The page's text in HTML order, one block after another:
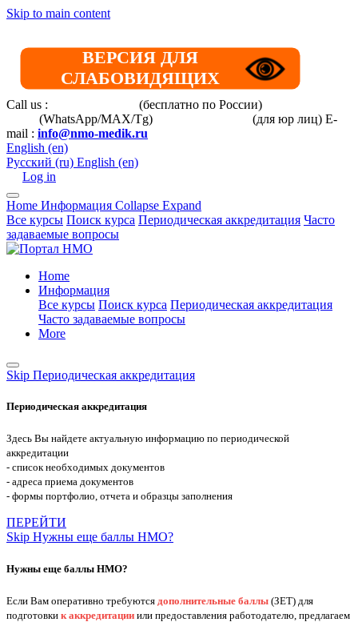
Skip to main content
ВЕРСИЯ ДЛЯ
СЛАБОВИДЯЩИХ
Call us : (бесплатно по России)
(WhatsApp/MAX/Tg) (для юр лиц) E-
mail : info@nmo-medik.ru
English ‎(en)‎
Русский ‎(ru)‎ English ‎(en)‎
Log in
Home Информация Collapse Expand
Все курсы Поиск курса Периодическая аккредитация Часто
задаваемые вопросы
Home
Информация
Все курсы Поиск курса Периодическая аккредитация
Часто задаваемые вопросы
More
Skip Периодическая аккредитация
Периодическая аккредитация
Здесь Вы найдете актуальную информацию по периодической
аккредитации
- список необходимых документов
- адреса приема документов
- формы портфолио, отчета и образцы заполнения
ПЕРЕЙТИ
Skip Нужны еще баллы НМО?
Нужны еще баллы НМО?
Если Вам оперативно требуются дополнительные баллы (ЗЕТ) для
подготовки к аккредитации или предоставления работодателю, предлагаем